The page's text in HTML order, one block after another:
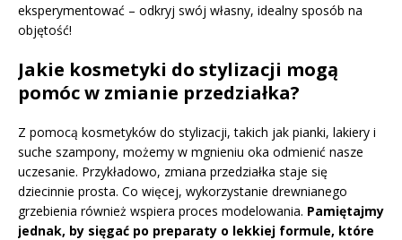
eksperymentować – odkryj swój własny, idealny sposób na
objętość!
Jakie kosmetyki do stylizacji mogą
pomóc w zmianie przedziałka?
Z pomocą kosmetyków do stylizacji, takich jak pianki, lakiery i
suche szampony, możemy w mgnieniu oka odmienić nasze
uczesanie. Przykładowo, zmiana przedziałka staje się
dziecinnie prosta. Co więcej, wykorzystanie drewnianego
grzebienia również wspiera proces modelowania. Pamiętajmy
jednak, by sięgać po preparaty o lekkiej formule, które